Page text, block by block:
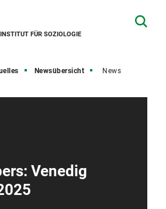
INSTITUT FÜR SOZIOLOGIE
Newsübersicht News
Venedig